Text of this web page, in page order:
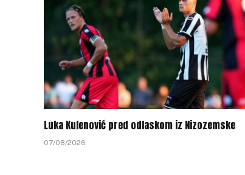
Luka Kulenović pred odlaskom iz Nizozemske
07/08/2026